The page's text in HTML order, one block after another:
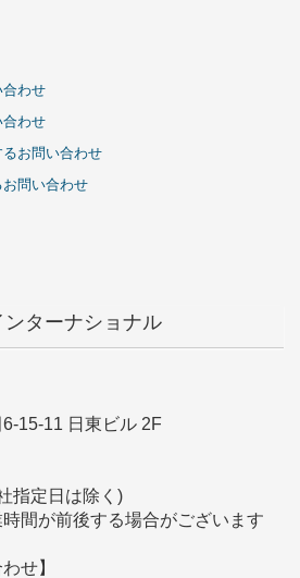
合わせ
合わせ
お問い合わせ
問い合わせ
ターナショナル
15-11 日東ビル 2F
指定日は除く)
間が前後する場合がございます
せ】